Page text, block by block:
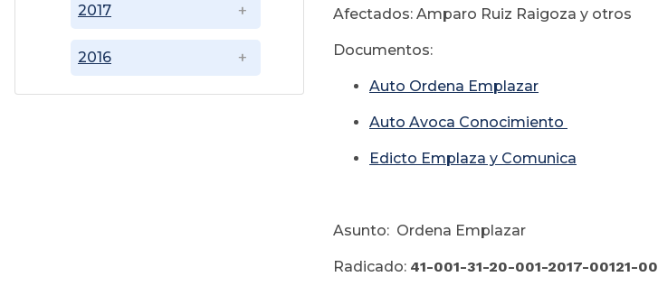
2016
2017 Afectados: Amparo Ruiz Raigoza y otros
Documentos:
Auto Ordena Emplazar
Auto Avoca Conocimiento
Edicto Emplaza y Comunica
Asunto: Ordena Emplazar
Radicado: 41-001-31-20-001-2017-00121-00